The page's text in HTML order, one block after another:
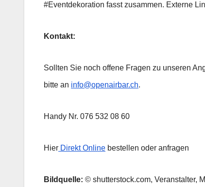
#Eventdekoration fasst zusammen. Externe
Kontakt:
Sollten Sie noch offene Fragen zu unseren
bitte an info@openairbar.ch.
Handy Nr. 076 532 08 60
Hier Direkt Online bestellen oder anfragen
Bildquelle: © shutterstock.com, Veranstalter,